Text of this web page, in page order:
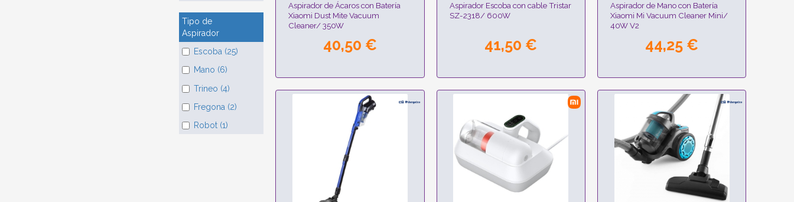
Tipo de
Aspirador
Escoba (25)
Mano (6)
Trineo (4)
Fregona (2)
Robot (1)
Aspirador de Ácaros con Batería
Xiaomi Dust Mite Vacuum
Cleaner/ 350W
40,50 €
Aspirador Escoba con cable Tristar
SZ-2318/ 600W
41,50 €
Aspirador de Mano con Batería
Xiaomi Mi Vacuum Cleaner Mini/
40W V2
44,25 €